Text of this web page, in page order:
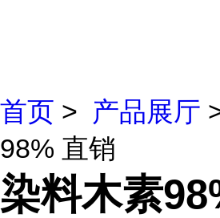
首页 > 产品展厅
98% 直销
染料木素